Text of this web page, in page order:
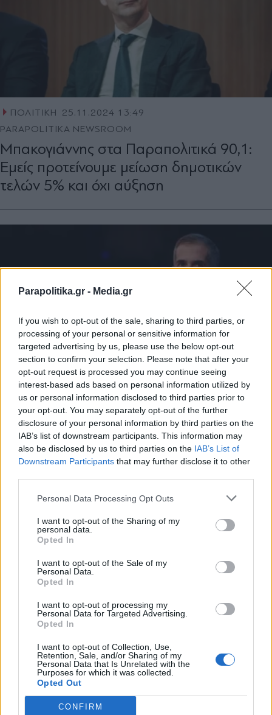
Parapolitika.gr - Media.gr
If you wish to opt-out of the sale, sharing to third parties, or
processing of your personal or sensitive information for
targeted advertising by us, please use the below opt-out
section to confirm your selection. Please note that after your
opt-out request is processed you may continue seeing
interest-based ads based on personal information utilized by
us or personal information disclosed to third parties prior to
your opt-out. You may separately opt-out of the further
disclosure of your personal information by third parties on the
IAB’s list of downstream participants. This information may
also be disclosed by us to third parties on the IAB’s List of
Downstream Participants that may further disclose it to other
Personal Data Processing Opt Outs
I want to opt-out of the Sharing of my
personal data.
Opted In
I want to opt-out of the Sale of my
Personal Data.
Opted In
I want to opt-out of processing my
Personal Data for Targeted Advertising.
Opted In
I want to opt-out of Collection, Use,
Retention, Sale, and/or Sharing of my
Personal Data that Is Unrelated with the
Purposes for which it was collected.
Opted Out
CONFIRM
ΠΟΛΙΤΙΚΗ
25.11.2024 13:49
PARAPOLITIKA NEWSROOM
Μπακογιάννης στα Παραπολιτικά 90,1:
Εμείς προτείνουμε μείωση δημοτικών
τελών 5% και όχι αύξηση
ΠΟΛΙΤΙΚΗ 20.09.2023 13:07
PARAPOLITIKA NEWSROOM
Κώστας Μπακογιάννης: Δηλώσεις για την
αναβάθμιση του Δήμου Αθηναίων από τη
ΠΟΛΙΤΙΚΗ 01.11.2022 14:53
PARAPOLITIKA NEWSROOM
Εγγραφή στο newsletter
Αποδέχομαι τους
και την πολιτική απορρήτου
X